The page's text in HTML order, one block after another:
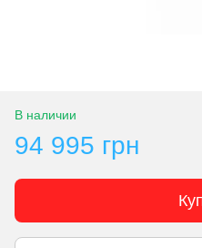
В наличии
94 995 грн